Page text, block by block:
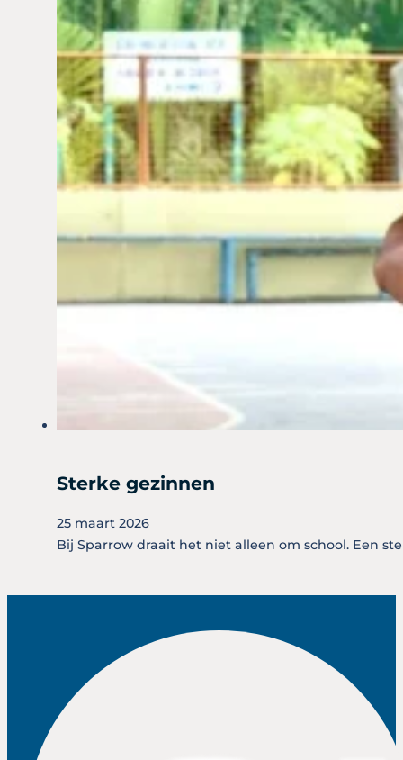
Sterke gezinnen
25 maart 2026
Bij Sparrow draait het niet alleen om school. Een